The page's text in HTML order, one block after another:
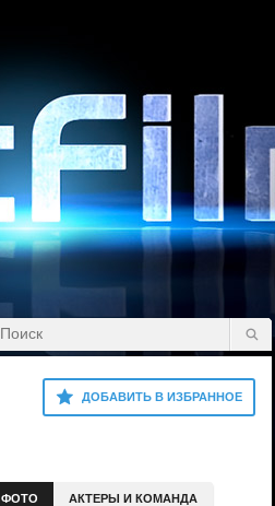
ДОБАВИТЬ В ИЗБРАННОЕ
ФОТО АКТЕРЫ И КОМАНДА